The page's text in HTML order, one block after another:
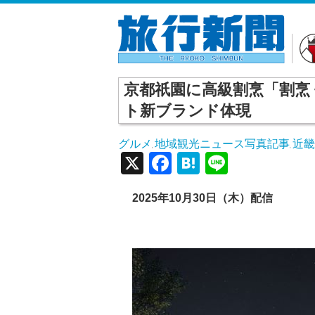
京都祇園に高級割烹「割
ト新ブランド体現
グルメ ,地域観光ニュース写真記事 近
X Facebook
Hatena
2025年10月30日（木）配信